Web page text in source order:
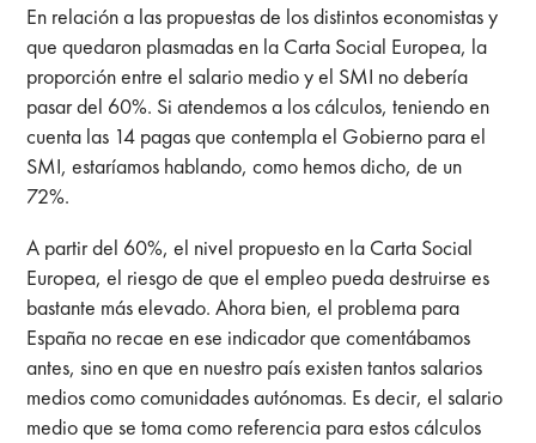
En relación a las propuestas de los distintos economistas y
que quedaron plasmadas en la Carta Social Europea, la
proporción entre el salario medio y el SMI no debería
pasar del 60%. Si atendemos a los cálculos, teniendo en
cuenta las 14 pagas que contempla el Gobierno para el
SMI, estaríamos hablando, como hemos dicho, de un
72%.
A partir del 60%, el nivel propuesto en la Carta Social
Europea, el riesgo de que el empleo pueda destruirse es
bastante más elevado. Ahora bien, el problema para
España no recae en ese indicador que comentábamos
antes, sino en que en nuestro país existen tantos salarios
medios como comunidades autónomas. Es decir, el salario
medio que se toma como referencia para estos cálculos